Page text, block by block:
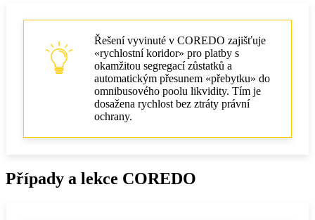
Řešení vyvinuté v COREDO zajišťuje
«rychlostní koridor» pro platby s
okamžitou segregací zůstatků a
automatickým přesunem «přebytku» do
omnibusového poolu likvidity. Tím je
dosažena rychlost bez ztráty právní
ochrany.
Případy a lekce COREDO